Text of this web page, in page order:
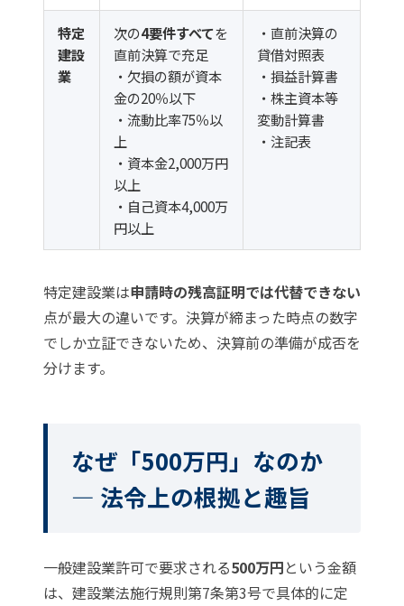
特定
建設
業
次の4要件すべてを
直前決算で充足
・欠損の額が資本
金の20％以下
・流動比率75％以
上
・資本金2,000万円
以上
・自己資本4,000万
円以上
・直前決算の
貸借対照表
・損益計算書
・株主資本等
変動計算書
・注記表
特定建設業は申請時の残高証明では代替できない
点が最大の違いです。決算が締まった時点の数字
でしか立証できないため、決算前の準備が成否を
分けます。
なぜ「500万円」なのか
— 法令上の根拠と趣旨
一般建設業許可で要求される500万円という金額
は、建設業法施行規則第7条第3号で具体的に定